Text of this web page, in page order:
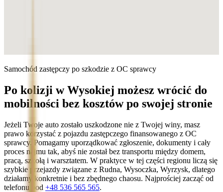
Samochód zastępczy po szkodzie z OC sprawcy
Po kolizji w Wysokiej możesz wrócić do
mobilności bez kosztów po swojej stronie
Jeżeli Twoje auto zostało uszkodzone nie z Twojej winy, masz
prawo korzystać z pojazdu zastępczego finansowanego z OC
sprawcy. Pomagamy uporządkować zgłoszenie, dokumenty i cały
proces najmu tak, abyś nie został bez transportu między domem,
pracą, szkołą i warsztatem. W praktyce w tej części regionu liczą się
szybkie przejazdy związane z Rudna, Wysoczka, Wyrzysk, dlatego
działamy konkretnie i bez zbędnego chaosu. Najprościej zacząć od
telefonu pod +48 536 565 565.